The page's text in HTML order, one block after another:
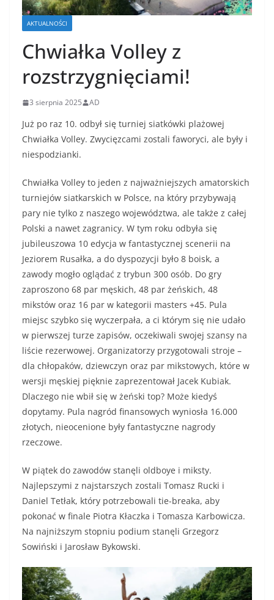
AKTUALNOŚCI
Chwiałka Volley z
rozstrzygnięciami!
3 sierpnia 2025 AD
Już po raz 10. odbył się turniej siatkówki plażowej
Chwiałka Volley. Zwycięzcami zostali faworyci, ale były i
niespodzianki.
Chwiałka Volley to jeden z najważniejszych amatorskich
turniejów siatkarskich w Polsce, na który przybywają
pary nie tylko z naszego województwa, ale także z całej
Polski a nawet zagranicy. W tym roku odbyła się
jubileuszowa 10 edycja w fantastycznej scenerii na
Jeziorem Rusałka, a do dyspozycji było 8 boisk, a
zawody mogło oglądać z trybun 300 osób. Do gry
zaproszono 68 par męskich, 48 par żeńskich, 48
mikstów oraz 16 par w kategorii masters +45. Pula
miejsc szybko się wyczerpała, a ci którym się nie udało
w pierwszej turze zapisów, oczekiwali swojej szansy na
liście rezerwowej. Organizatorzy przygotowali stroje –
dla chłopaków, dziewczyn oraz par mikstowych, które w
wersji męskiej pięknie zaprezentował Jacek Kubiak.
Dlaczego nie wbił się w żeński top? Może kiedyś
dopytamy. Pula nagród finansowych wyniosła 16.000
złotych, nieocenione były fantastyczne nagrody
rzeczowe.
W piątek do zawodów stanęli oldboye i miksty.
Najlepszymi z najstarszych zostali Tomasz Rucki i
Daniel Tetłak, który potrzebowali tie-breaka, aby
pokonać w finale Piotra Kłaczka i Tomasza Karbowicza.
Na najniższym stopniu podium stanęli Grzegorz
Sowiński i Jarosław Bykowski.